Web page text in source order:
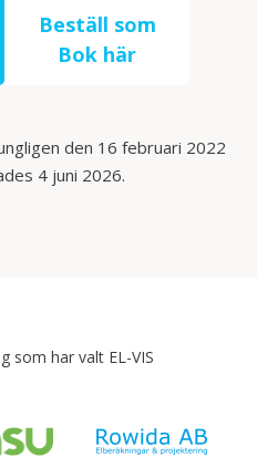
Beställ som
Bok här
den 16 februari 2022
4 juni 2026.
som har valt EL-VIS